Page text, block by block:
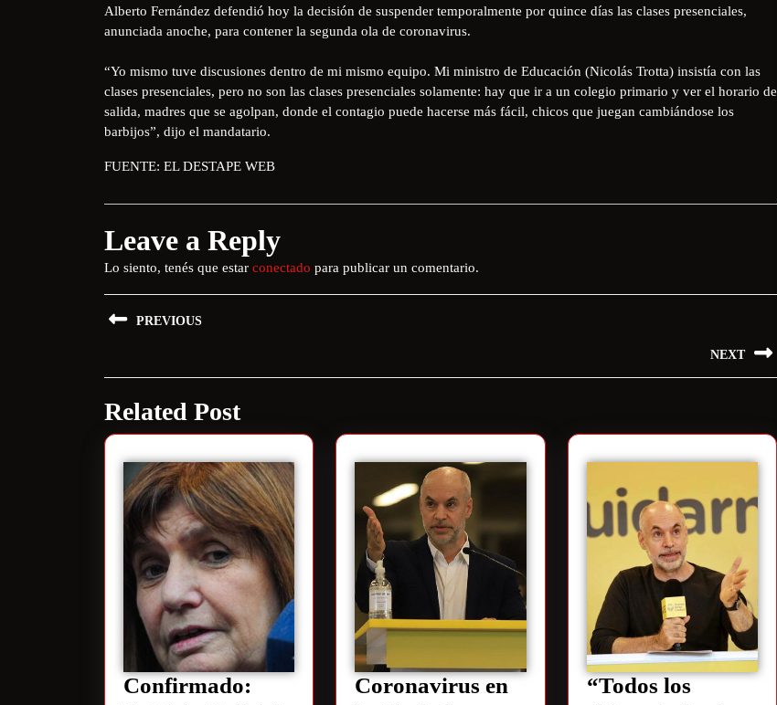
Alberto Fernández defendió hoy la decisión de suspender temporalmente por quince días las clases presenciales,
anunciada anoche, para contener la segunda ola de coronavirus.
“Yo mismo tuve discusiones dentro de mi mismo equipo. Mi ministro de Educación (Nicolás Trotta) insistía con las
clases presenciales, pero no son las clases presenciales solamente: hay que ir a un colegio primario y ver el horario de
salida, madres que se agolpan, donde el contagio puede hacerse más fácil, chicos que juegan cambiándose los
barbijos”, dijo el mandatario.
FUENTE: EL DESTAPE WEB
Leave a Reply
Lo siento, tenés que estar conectado para publicar un comentario.
PREVIOUS
NEXT
Related Post
Confirmado:
Coronavirus en
“Todos los